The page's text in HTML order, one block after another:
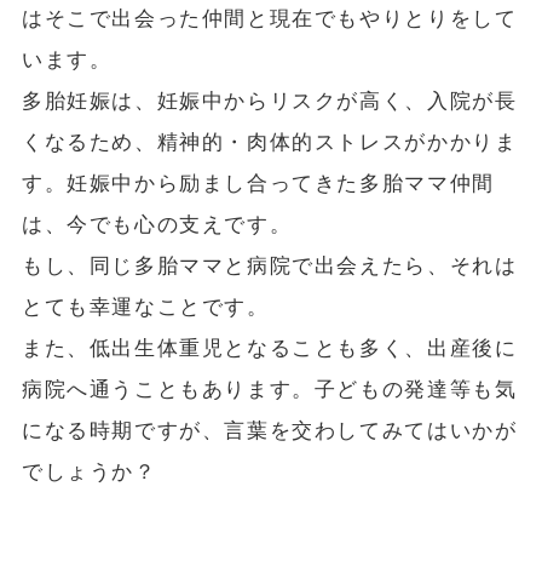
はそこで出会った仲間と現在でもやりとりをして
います。
多胎妊娠は、妊娠中からリスクが高く、入院が長
くなるため、精神的・肉体的ストレスがかかりま
す。妊娠中から励まし合ってきた多胎ママ仲間
は、今でも心の支えです。
もし、同じ多胎ママと病院で出会えたら、それは
とても幸運なことです。
また、低出生体重児となることも多く、出産後に
病院へ通うこともあります。子どもの発達等も気
になる時期ですが、言葉を交わしてみてはいかが
でしょうか？